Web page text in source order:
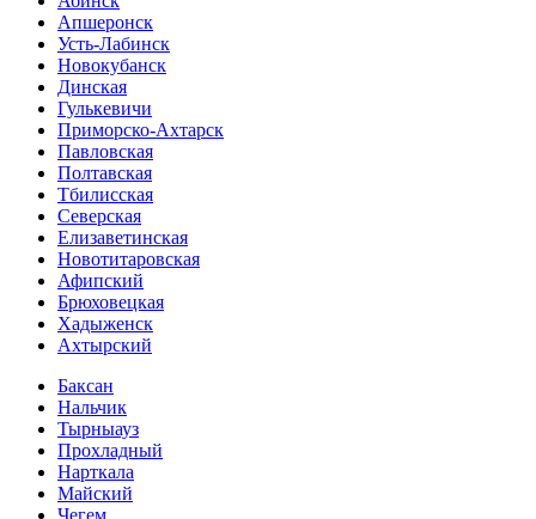
Апшеронск
Усть-Лабинск
Новокубанск
Динская
Гулькевичи
Приморско-Ахтарск
Павловская
Полтавская
Тбилисская
Северская
Елизаветинская
Новотитаровская
Афипский
Брюховецкая
Хадыженск
Ахтырский
Баксан
Нальчик
Тырныауз
Прохладный
Нарткала
Майский
Чегем